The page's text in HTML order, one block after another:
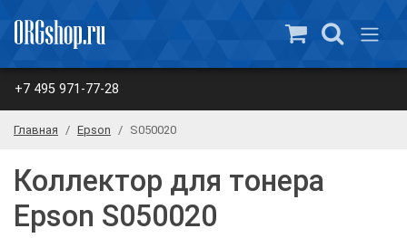
+7 495 971-77-28
Главная Epson S050020
Коллектор для тонера
Epson S050020